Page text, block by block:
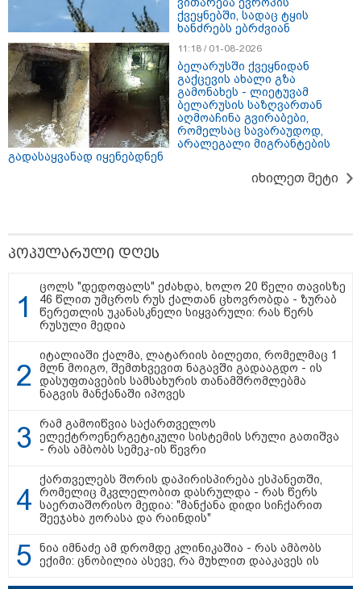
თბილისი - ანტალია 667.70
ლარიდან
თბილისი - ჰერაკლიონი 1140.90
ლარიდან
თბილისი - რომი 1305.10 ლარიდან
ქვეყნებში, სადაც ტყის
ხანძრებს ებრძვიან
11:18 / 01-08-2026
ბელარუსში ქვეყნიდან
გაქცევის ახალი გზა
გამონახეს - ლიეტუვამ
ბელარუსის საზღვართან
აღმოაჩინა გვირაბები,
რომელსაც სავარაუდოდ,
არალეგალი მიგრანტების
გადასაყვანად იყენებდნენ
იხილეთ მეტი
პოპულარული დღეს
ცოლს "დედოფალს" ეძახდა, ხოლო 20 წელი თავისზე
46 წლით უმცროს რუს ქალთან ცხოვრობდა - ზურაბ
წერეთლის უკანასკნელი სიყვარული: რას წერს
რუსული მედია
იტალიაში ქალმა, ლატარიის ბილეთი, რომელმაც 1
მლნ მოიგო, შემთხვევით ნაგავში გადააგდო - ის
დასუფთავების სამსახურის თანამშრომლებმა
ნაგვის მანქანაში იპოვეს
რამ გამოიწვია საქართველოს
ელექტროენერგეტიკული სისტემის სრული გათიშვა
- რას ამბობს სემეკ-ის წევრი
ქართველებს შორის დაპირისპირება ესპანეთში,
რომელიც მკვლელობით დასრულდა - რას წერს
საერთაშორისო მედია: "მანქანა დიდი სიჩქარით
შეეჯახა ჟორასა და რაინდის"
ნია იმნაძე ამ დრომდე კლინიკაშია - რას ამბობს
ექიმი: ცნობილია ასევე, რა მუხლით დააკავეს ის